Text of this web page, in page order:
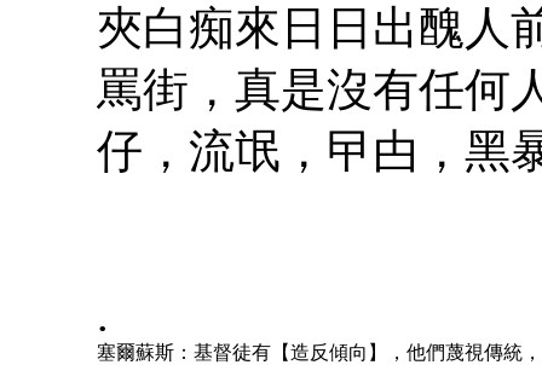
夾白痴來日日出醜人
罵街，真是沒有任何
仔，流氓，曱甴，黑
.
塞爾蘇斯：基督徒有【造反傾向】，他們蔑視傳統